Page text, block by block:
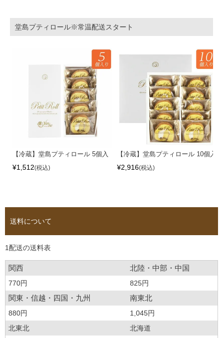
堂島プティロール※常温配送スタート
【冷蔵】堂島プティロール 5個入
¥1,512 税込
【冷蔵】堂島プティロール 10個入
¥2,916 税込
送料について
1配送の送料表
関西 北陸・中部・中国
770円 825円
関東・信越・四国・九州 南東北
880円
1,045円
北東北
北海道